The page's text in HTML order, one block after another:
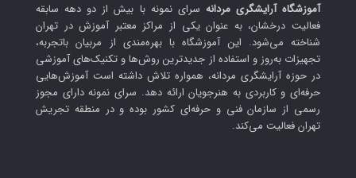
آموزشگاه آرایشگری مردانه سرای نمونه با بیش از دو دهه سابقه
فعالیت درخشان، به عنوان یکی از مراکز معتبر آموزش در تهران
شناخته می‌شود. این آموزشگاه با بهره‌مندی از مربیان باتجربه،
تجهیزات به‌روز و استفاده از جدیدترین روش‌ها و تکنیک‌های آموزشی
در حوزه آرایشگری مردانه، همواره تلاش داشته است آموزش‌هایی
حرفه‌ای و کاربردی به هنرجویان ارائه دهد. سرای نمونه دارای مجوز
رسمی از سازمان فنی و حرفه‌ای کشور بوده و در منطقه تجریش
تهران فعالیت می‌کند.